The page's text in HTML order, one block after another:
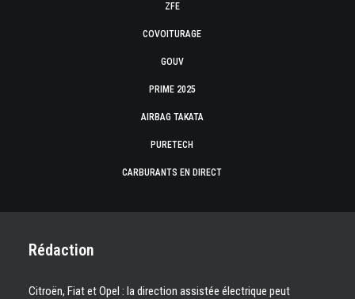
ZFE
COVOITURAGE
GOUV
PRIME 2025
AIRBAG TAKATA
PURETECH
CARBURANTS EN DIRECT
Rédaction
Citroën, Fiat et Opel : la direction assistée électrique peut